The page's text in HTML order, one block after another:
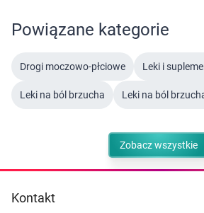
Powiązane kategorie
Drogi moczowo-płciowe Leki i
Leki na ból brzucha Leki na ból
Zobacz wszystkie
Kontakt